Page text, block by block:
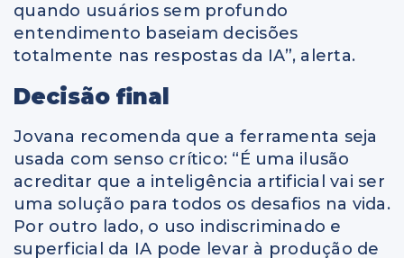
quando usuários sem profundo
entendimento baseiam decisões
totalmente nas respostas da IA”, alerta.
Decisão final
Jovana recomenda que a ferramenta seja
usada com senso crítico: “É uma ilusão
acreditar que a inteligência artificial vai ser
uma solução para todos os desafios na vida.
Por outro lado, o uso indiscriminado e
superficial da IA pode levar à produção de